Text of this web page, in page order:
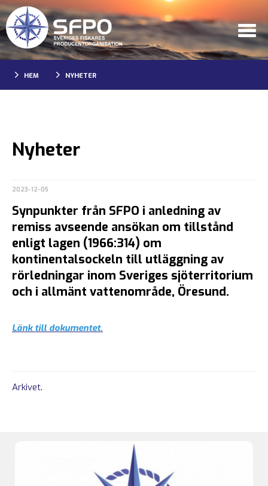
HEM NYHETER
Nyheter
2023-12-05
Synpunkter från SFPO i anledning av
remiss avseende ansökan om tillstånd
enligt lagen (1966:314) om
kontinentalsockeln till utläggning av
rörledningar inom Sveriges sjöterritorium
och i allmänt vattenområde, Öresund.
Länk till dokumentet.
Arkivet.